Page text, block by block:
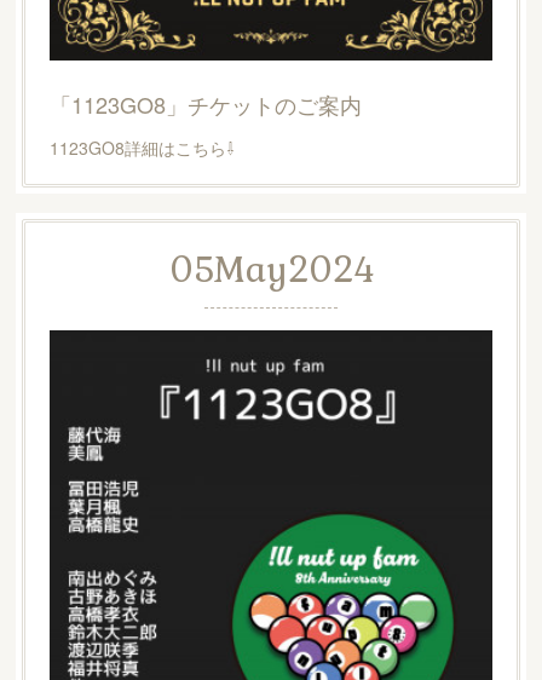
「1123GO8」チケットのご案内
1123GO8詳細はこちら⇩
05May2024